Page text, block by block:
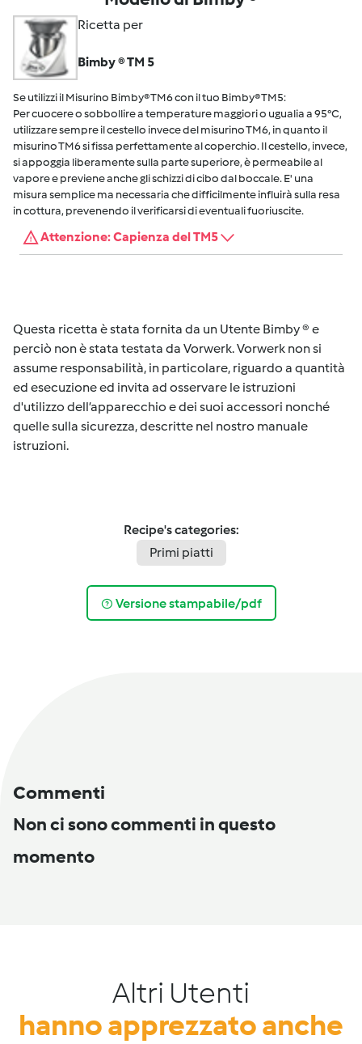
Ricetta per
Bimby ® TM 5
Se utilizzi il Misurino Bimby® TM6 con il tuo Bimby® TM5:
Per cuocere o sobbollire a temperature maggiori o ugualia a 95°C,
utilizzare sempre il cestello invece del misurino TM6, in quanto il
misurino TM6 si fissa perfettamente al coperchio. Il cestello, invece,
si appoggia liberamente sulla parte superiore, è permeabile al
vapore e previene anche gli schizzi di cibo dal boccale. E' una
misura semplice ma necessaria che difficilmente influirà sulla resa
in cottura, prevenendo il verificarsi di eventuali fuoriuscite.
Attenzione: Capienza del TM5
Questa ricetta è stata fornita da un Utente Bimby ® e
perciò non è stata testata da Vorwerk. Vorwerk non si
assume responsabilità, in particolare, riguardo a quantità
ed esecuzione ed invita ad osservare le istruzioni
d'utilizzo dell’apparecchio e dei suoi accessori nonché
quelle sulla sicurezza, descritte nel nostro manuale
istruzioni.
Recipe's categories:
Primi piatti
Versione stampabile/pdf
Commenti
Non ci sono commenti in questo
momento
Altri Utenti
hanno apprezzato anche